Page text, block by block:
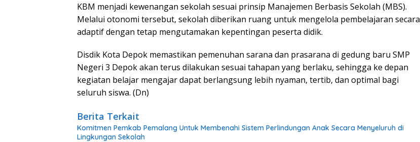
KBM menjadi kewenangan sekolah sesuai prinsip Manajemen Berbasis Sekolah (MBS).
Melalui otonomi tersebut, sekolah diberikan ruang untuk mengelola pembelajaran secara
adaptif dengan tetap mengutamakan kepentingan peserta didik.
Disdik Kota Depok memastikan pemenuhan sarana dan prasarana di gedung baru SMP
Negeri 3 Depok akan terus dilakukan sesuai tahapan yang berlaku, sehingga ke depan
kegiatan belajar mengajar dapat berlangsung lebih nyaman, tertib, dan optimal bagi
seluruh siswa. (Dn)
Berita Terkait
Komitmen Pemkab Pemalang Untuk Membenahi Sistem Perlindungan Anak Secara Menyeluruh di
Lingkungan Sekolah